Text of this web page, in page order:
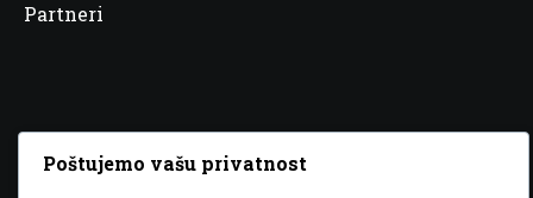
Partneri
© 2026 Sva prava zadržana. Dizajn
Poštujemo vašu privatnost